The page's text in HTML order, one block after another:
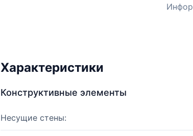
Характеристики
Конструктивные элементы
Несущие стены: